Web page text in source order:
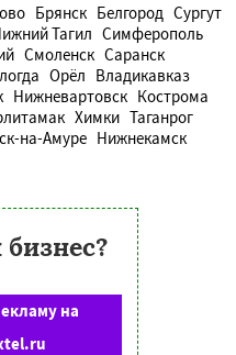
Брянск Белгород Сургут
Тагил Симферополь
Смоленск Саранск
Орёл Владикавказ
Нижневартовск Кострома
Химки Таганрог
на-Амуре Нижнекамск
бизнес?
на